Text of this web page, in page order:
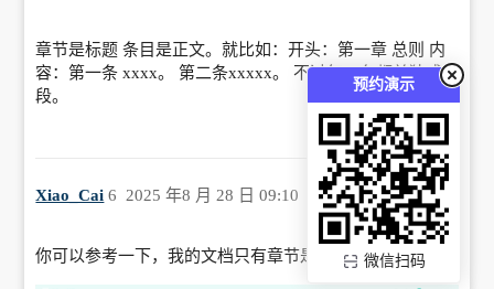
预约演示
微信扫码
章节是标题 条目是正文。就比如：开头：第一章 总则 内
容：第一条 xxxx。 第二条xxxxx。 不过每一条都单独成
段。
Xiao_Cai 2025 年8 月 28 日 09:10
6
你可以参考一下，我的文档只有章节是标题其他是正文